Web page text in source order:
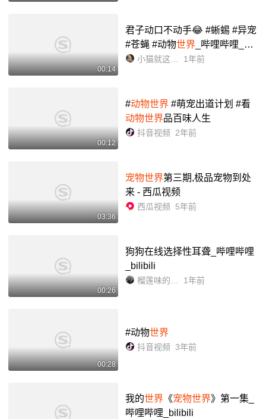
00:14
君子动口不动手😂 #蜥蜴 #异宠
#苍蝇 #动物世界 _哔哩哔哩_bili
bili
小猫就这样长大了 1年前
00:12
#动物世界 #萌宠出道计划 #看
动物世界品百味人生
抖音视频 2年前
03:36
宠物世界第三期,极品宠物到处
来 - 西瓜视频
西瓜视频 5年前
00:26
狗狗在线选择性耳聋_哔哩哔哩
_bilibili
1年前
00:28
#动物世界
抖音视频 3年前
我的世界 《宠物世界》第一集_
哔哩哔哩_bilibili